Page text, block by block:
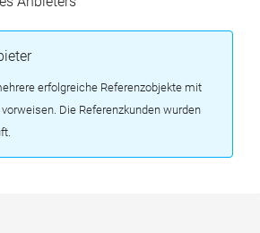
erfolgreiche Referenzobjekte mit
Die Referenzkunden wurden